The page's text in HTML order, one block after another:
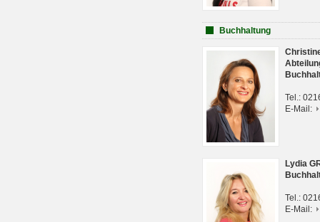
Buchhaltung
Tel.:
E-Mail:
Lydia
Tel.:
E-Mail: